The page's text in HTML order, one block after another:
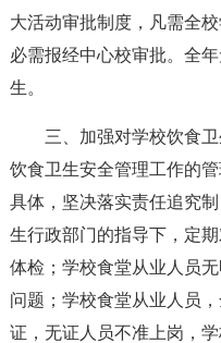
大活动审批制度，凡需全
必需报经中心校审批。全
生。
三、加强对学校饮食
饮食卫生安全管理工作的
具体，坚决落实责任追究
生行政部门的指导下，定
体检；学校食堂从业人员
问题；学校食堂从业人员
证，无证人员不准上岗，